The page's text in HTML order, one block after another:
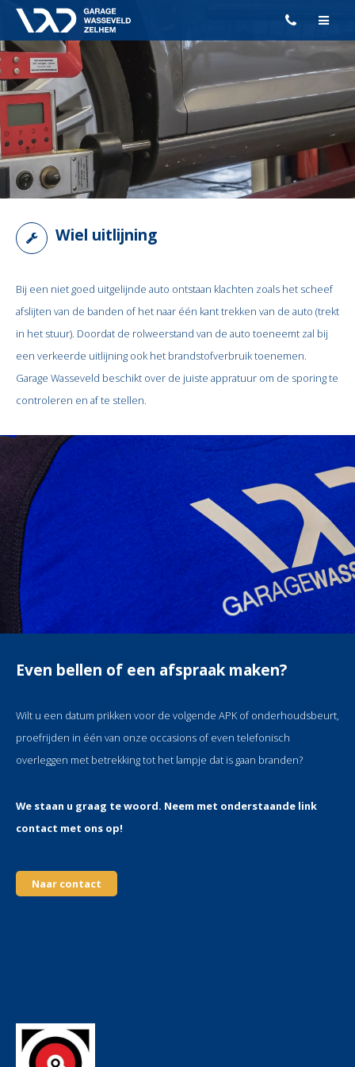
Wiel uitlijning
Bij een niet goed uitgelijnde auto ontstaan klachten zoals het scheef
afslijten van de banden of het naar één kant trekken van de auto (trekt
in het stuur). Doordat de rolweerstand van de auto toeneemt zal bij
een verkeerde uitlijning ook het brandstofverbruik toenemen.
Garage Wasseveld beschikt over de juiste appratuur om de sporing te
controleren en af te stellen.
Even bellen of een afspraak maken?
Wilt u een datum prikken voor de volgende APK of onderhoudsbeurt,
proefrijden in één van onze occasions of even telefonisch
overleggen met betrekking tot het lampje dat is gaan branden?
We staan u graag te woord. Neem met onderstaande link
contact met ons op!
Naar contact